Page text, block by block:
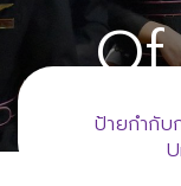
วิทยาลั
ม
ป้ายกำกับ